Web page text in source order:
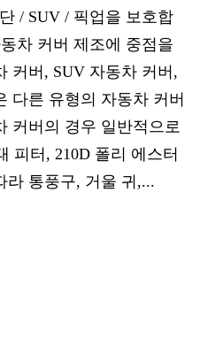
/ SUV / 픽업을 보호합
차 커버 제조에 중점을
커버, SUV 자동차 커버,
다른 유형의 자동차 커버
커버의 경우 일반적으로
피터, 210D 폴리 에스터
라 통풍구, 거울 귀,...